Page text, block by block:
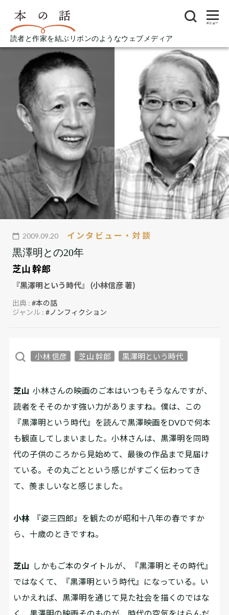
読者と作家を結ぶリボンのようなウェブメディア
メニュー
2009.09.20 インタビュー・対談
黒澤明との20年
芝山 幹郎
『黒澤明という時代』 (小林信彦 著)
出典 :#本の話
ジャンル :#ノンフィクション
小林 信彦 芝山 幹郎 黒澤明という時代
芝山 小林さんの映画のご本はいつもそうなんですが、
読者をそそのかす強い力がありますね。僕は、この
『黒澤明という時代』を読んで黒澤映画をDVDで何本
も観直してしまいました。小林さんは、黒澤明を同時
代の子供のころから見始めて、最後の作品まで見届け
ている。その丸ごとという感じがすごく伝わってき
て、羨ましいなと感じました。
小林 『姿三四郎』を観たのが昭和十八年の春ですか
ら、十歳のときですね。
芝山 しかもご本のタイトルが、『黒澤明とその時代』
ではなくて、『黒澤明という時代』になっている。い
いかえれば、黒澤明を通じて見た社会を描くのではな